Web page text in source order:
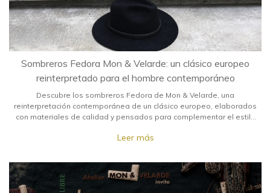
Sombreros Fedora Mon & Velarde: un clásico europeo
reinterpretado para el hombre contemporáneo
Descubre los sombreros Fedora de Mon & Velarde, una
reinterpretación contemporánea de un clásico europeo, elaborados
con materiales de calidad y pensados para complementar el estilo
Leer más